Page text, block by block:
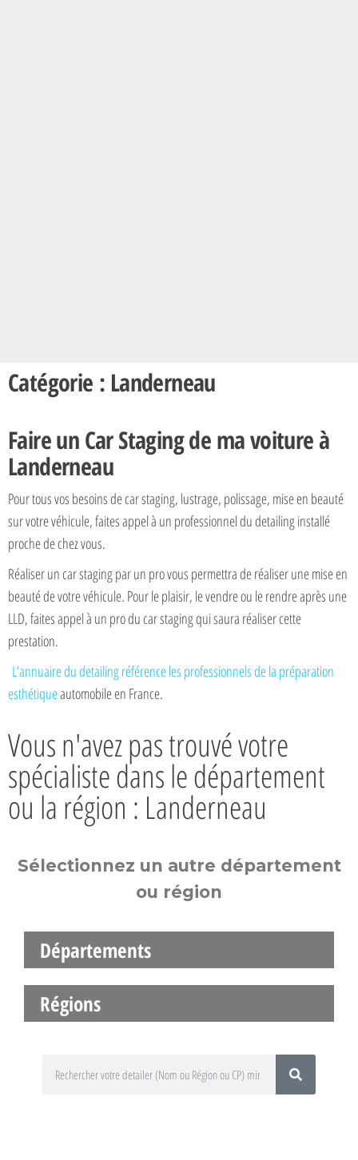
Catégorie : Landerneau
Faire un Car Staging de ma voiture à
Landerneau
Pour tous vos besoins de car staging, lustrage, polissage, mise en beauté
sur votre véhicule, faites appel à un professionnel du detailing installé
proche de chez vous.
Réaliser un car staging par un pro vous permettra de réaliser une mise en
beauté de votre véhicule. Pour le plaisir, le vendre ou le rendre après une
LLD, faites appel à un pro du car staging qui saura réaliser cette
prestation.
L’annuaire du detailing référence les professionnels de la préparation
esthétiqueautomobile en France.
Vous n'avez pas trouvé votre
spécialiste dans le département
ou la région : Landerneau
Sélectionnez un autre département
ou région
Départements
Régions